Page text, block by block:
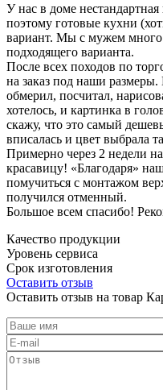
У нас в доме
поэтому готовые кухни
вариант. Мы с мужем
подходящего варианта.
После всех походов по
на заказ под наши
обмерил, посчитал,
хотелось, и картинка в
скажу, что это самый
вписалась и цвет выбрала
Примерно через 2 недели
красавицу! «Благодаря»
помучиться с монтажом
получился отменный.
Большое всем спасибо!
Качество продукции
Уровень сервиса
Срок изготовления
Оставить отзыв
Оставить отзыв на товар